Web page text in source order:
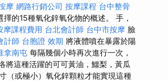
摩 網路行銷公司 按摩課程 台中整骨
的15種氧化鋅氧化物的概述。 手，
摩課程費用 台北會計師 台中市按摩 臉
計師 台胞證 效期 將液體噴在暴露於陽
拿南屯 每隔幾個小時再次進行一次，
將這種活躍的可可黃油，鱷梨，黃瓜
（或極小）氧化鋅顆粒才能實現這種